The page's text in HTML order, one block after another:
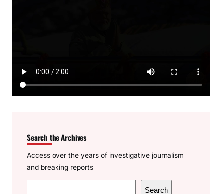
Search the Archives
Access over the years of investigative journalism
and breaking reports
Search